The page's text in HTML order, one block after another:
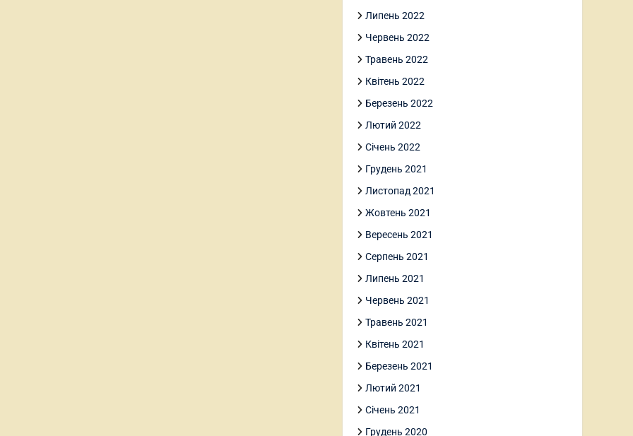
Липень 2022
Червень 2022
Травень 2022
Квітень 2022
Березень 2022
Лютий 2022
Січень 2022
Грудень 2021
Листопад 2021
Жовтень 2021
Вересень 2021
Серпень 2021
Липень 2021
Червень 2021
Травень 2021
Квітень 2021
Березень 2021
Лютий 2021
Січень 2021
Грудень 2020